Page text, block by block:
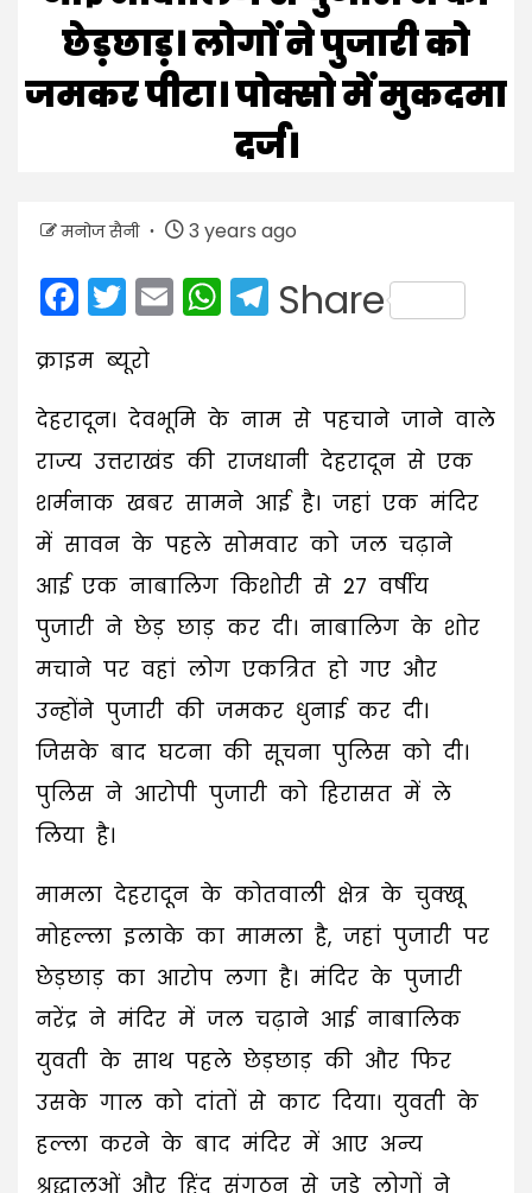
छेड़छाड़। लोगों ने पुजारी को
जमकर पीटा। पोक्सो में मुकदमा
दर्ज।
मनोज सैनी 3 years ago
Facebook
Twitter
EmailWhatsApp
Telegram
Share
क्राइम ब्यूरो
देहरादून। देवभूमि के नाम से पहचाने जाने वाले
राज्य उत्तराखंड की राजधानी देहरादून से एक
शर्मनाक खबर सामने आई है। जहां एक मंदिर
में सावन के पहले सोमवार को जल चढ़ाने
आई एक नाबालिग किशोरी से 27 वर्षीय
पुजारी ने छेड़ छाड़ कर दी। नाबालिग के शोर
मचाने पर वहां लोग एकत्रित हो गए और
उन्होंने पुजारी की जमकर धुनाई कर दी।
जिसके बाद घटना की सूचना पुलिस को दी।
पुलिस ने आरोपी पुजारी को हिरासत में ले
लिया है।
मामला देहरादून के कोतवाली क्षेत्र के चुक्खू
मोहल्ला इलाके का मामला है, जहां पुजारी पर
छेड़छाड़ का आरोप लगा है। मंदिर के पुजारी
नरेंद्र ने मंदिर में जल चढ़ाने आई नाबालिक
युवती के साथ पहले छेड़छाड़ की और फिर
उसके गाल को दांतों से काट दिया। युवती के
हल्ला करने के बाद मंदिर में आए अन्य
श्रद्धालुओं और हिंदू संगठन से जुड़े लोगों ने